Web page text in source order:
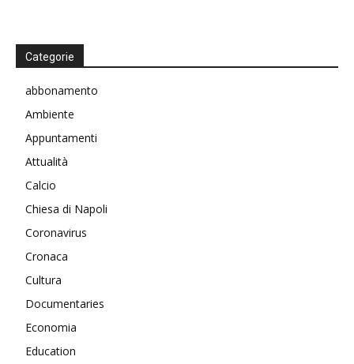
Categorie
abbonamento
Ambiente
Appuntamenti
Attualità
Calcio
Chiesa di Napoli
Coronavirus
Cronaca
Cultura
Documentaries
Economia
Education